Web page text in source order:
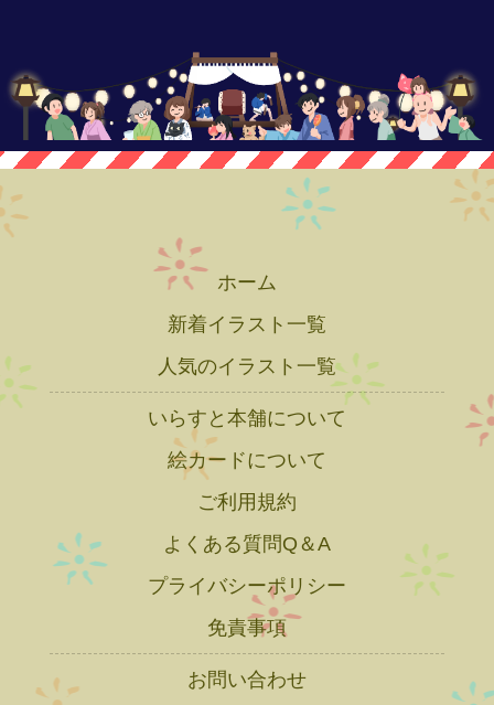
ホーム
新着イラスト一覧
人気のイラスト一覧
いらすと本舗について
絵カードについて
ご利用規約
よくある質問Q＆A
プライバシーポリシー
免責事項
お問い合わせ